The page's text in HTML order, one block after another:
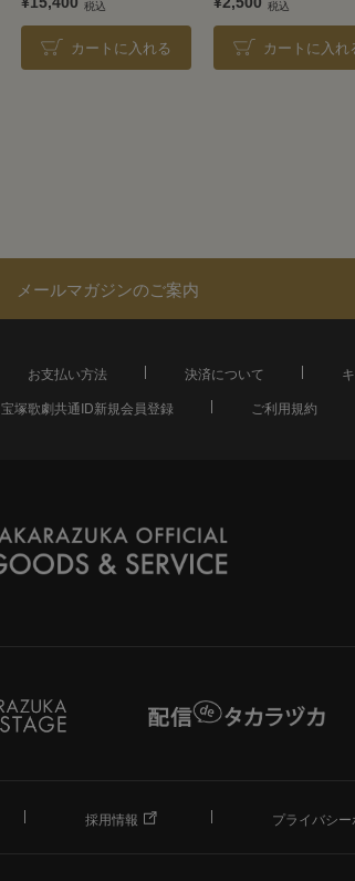
カートに入れる カートに入れ
メールマガジンのご案内
お支払い方法 決済について
宝塚歌劇共通ID新規会員登録 ご利用規約
採用情報 プライバシ